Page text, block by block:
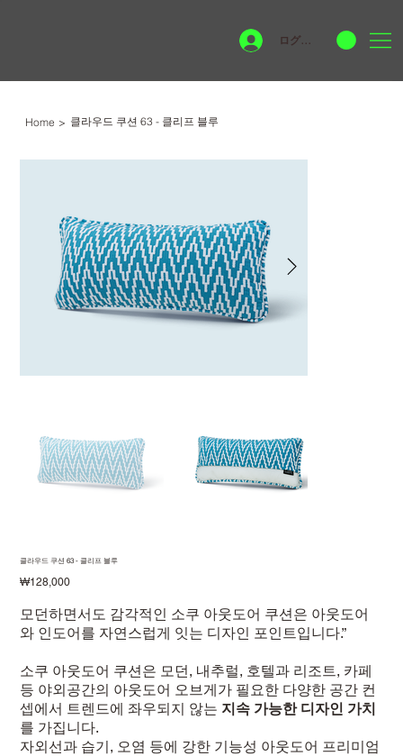
ログイン
Home > 클라우드 쿠션 63 - 클리프 블루
클라우드 쿠션 63 - 클리프 블루
価
₩128,000
모던하면서도 감각적인 소쿠 아웃도어 쿠션은 아웃도어
와 인도어를 자연스럽게 잇는 디자인 포인트입니다.”
소쿠 아웃도어 쿠션은 모던, 내추럴, 호텔과 리조트, 카페
등 야외공간의 아웃도어 오브게가 필요한 다양한 공간 컨
셉에서 트렌드에 좌우되지 않는 지속 가능한 디자인 가치
를 가집니다.
자외선과 습기, 오염 등에 강한 기능성 아웃도어 프리미엄